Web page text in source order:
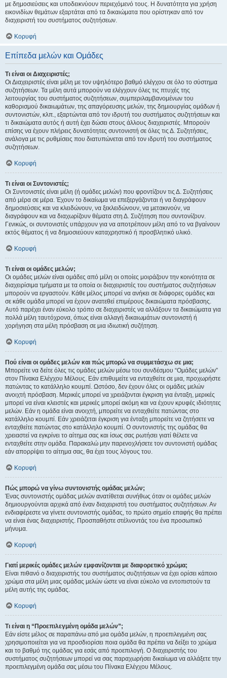
με δημοσιεύσεις και υποδεικνύουν περιεχόμενό τους. Η δυνατότητα για χρήση
εικονιδίων θεμάτων εξαρτάται από τα δικαιώματα που ορίστηκαν από τον
διαχειριστή του συστήματος συζητήσεων.
Κορυφή
Επίπεδα μελών και Ομάδες
Τι είναι οι Διαχειριστές;
Οι Διαχειριστές είναι μέλη με τον υψηλότερο βαθμό ελέγχου σε όλο το σύστημα
συζητήσεων. Τα μέλη αυτά μπορούν να ελέγχουν όλες τις πτυχές της
λειτουργίας του συστήματος συζητήσεων, συμπεριλαμβανομένων του
καθορισμού δικαιωμάτων, της απαγόρευσης μελών, της δημιουργίας ομάδων ή
συντονιστών, κλπ., εξαρτώνται από τον ιδρυτή του συστήματος συζητήσεων και
τι δικαιώματα αυτός ή αυτή έχει δώσει στους άλλους διαχειριστές. Μπορούν
επίσης να έχουν πλήρεις δυνατότητες συντονιστή σε όλες τις Δ. Συζητήσεις,
ανάλογα με τις ρυθμίσεις που διατυπώνεται από τον ιδρυτή του συστήματος
συζητήσεων.
Κορυφή
Τι είναι οι Συντονιστές;
Οι Συντονιστές είναι μέλη (ή ομάδες μελών) που φροντίζουν τις Δ. Συζητήσεις
από μέρα σε μέρα. Έχουν το δικαίωμα να επεξεργάζονται ή να διαγράφουν
δημοσιεύσεις και να κλειδώνουν, να ξεκλειδώνουν, να μετακινούν, να
διαγράφουν και να διαχωρίζουν θέματα στη Δ. Συζήτηση που συντονίζουν.
Γενικώς, οι συντονιστές υπάρχουν για να αποτρέπουν μέλη από το να βγαίνουν
εκτός θέματος ή να δημοσιεύουν καταχρηστικό ή προσβλητικό υλικό.
Κορυφή
Τι είναι οι ομάδες μελών;
Οι ομάδες μελών είναι ομάδες από μέλη οι οποίες μοιράζουν την κοινότητα σε
διαχειρίσιμα τμήματα με τα οποία οι διαχειριστές του συστήματος συζητήσεων
μπορούν να εργαστούν. Κάθε μέλος μπορεί να ανήκει σε διάφορες ομάδες και
σε κάθε ομάδα μπορεί να έχουν ανατεθεί επιμέρους δικαιώματα πρόσβασης.
Αυτό παρέχει έναν εύκολο τρόπο σε διαχειριστές να αλλάξουν τα δικαιώματα για
πολλά μέλη ταυτόχρονα, όπως είναι αλλαγή δικαιωμάτων συντονιστή ή
χορήγηση στα μέλη πρόσβαση σε μια ιδιωτική συζήτηση.
Κορυφή
Πού είναι οι ομάδες μελών και πώς μπορώ να συμμετάσχω σε μια;
Μπορείτε να δείτε όλες τις ομάδες μελών μέσω του συνδέσμου “Ομάδες μελών”
στον Πίνακα Ελέγχου Μέλους. Εάν επιθυμείτε να ενταχθείτε σε μια, προχωρήστε
πατώντας το κατάλληλο κουμπί. Ωστόσο, δεν έχουν όλες οι ομάδες μελών
ανοιχτή πρόσβαση. Μερικές μπορεί να χρειάζονται έγκριση για ένταξη, μερικές
μπορεί να είναι κλειστές και μερικές μπορεί ακόμη και να έχουν κρυφές ιδιότητες
μελών. Εάν η ομάδα είναι ανοιχτή, μπορείτε να ενταχθείτε πατώντας στο
κατάλληλο κουμπί. Εάν χρειάζεται έγκριση για ένταξη μπορείτε να ζητήσετε να
ενταχθείτε πατώντας στο κατάλληλο κουμπί. Ο συντονιστής της ομάδας θα
χρειαστεί να εγκρίνει το αίτημα σας και ίσως σας ρωτήσει γιατί θέλετε να
ενταχθείτε στην ομάδα. Παρακαλώ μην παρενοχλήσετε τον συντονιστή ομάδας
εάν απορρίψει το αίτημα σας, θα έχει τους λόγους του.
Κορυφή
Πώς μπορώ να γίνω συντονιστής ομάδας μελών;
Ένας συντονιστής ομάδας μελών ανατίθεται συνήθως όταν οι ομάδες μελών
δημιουργούνται αρχικά από έναν διαχειριστή του συστήματος συζητήσεων. Αν
ενδιαφέρεστε να γίνετε συντονιστής ομάδας, το πρώτο σημείο επαφής θα πρέπει
να είναι ένας διαχειριστής. Προσπαθήστε στέλνοντάς του ένα προσωπικό
μήνυμα.
Κορυφή
Γιατί μερικές ομάδες μελών εμφανίζονται με διαφορετικό χρώμα;
Είναι πιθανό ο διαχειριστής του συστήματος συζητήσεων να έχει ορίσει κάποιο
χρώμα στα μέλη μιας ομάδας μελών ώστε να είναι εύκολο να εντοπιστούν τα
μέλη αυτής της ομάδας.
Κορυφή
Τι είναι η “Προεπιλεγμένη ομάδα μελών”;
Εάν είστε μέλος σε παραπάνω από μια ομάδα μελών, η προεπιλεγμένη σας
χρησιμοποιείται για να προσδιορίσει ποια ομάδα θα πρέπει να δείξει το χρώμα
και το βαθμό της ομάδας για εσάς από προεπιλογή. Ο διαχειριστής του
συστήματος συζητήσεων μπορεί να σας παραχωρήσει δικαίωμα να αλλάξετε την
προεπιλεγμένη ομάδα σας μέσω του Πίνακα Ελέγχου Μέλους.